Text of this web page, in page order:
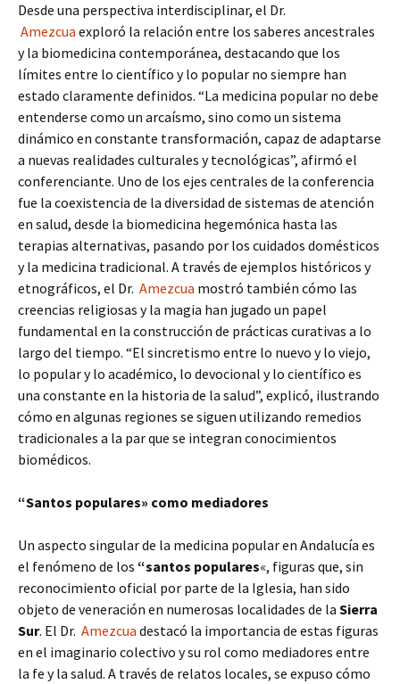
Desde una perspectiva interdisciplinar, el Dr.
Amezcua exploró la relación entre los saberes ancestrales
y la biomedicina contemporánea, destacando que los
límites entre lo científico y lo popular no siempre han
estado claramente definidos. “La medicina popular no debe
entenderse como un arcaísmo, sino como un sistema
dinámico en constante transformación, capaz de adaptarse
a nuevas realidades culturales y tecnológicas”, afirmó el
conferenciante. Uno de los ejes centrales de la conferencia
fue la coexistencia de la diversidad de sistemas de atención
en salud, desde la biomedicina hegemónica hasta las
terapias alternativas, pasando por los cuidados domésticos
y la medicina tradicional. A través de ejemplos históricos y
etnográficos, el Dr. Amezcua mostró también cómo las
creencias religiosas y la magia han jugado un papel
fundamental en la construcción de prácticas curativas a lo
largo del tiempo. “El sincretismo entre lo nuevo y lo viejo,
lo popular y lo académico, lo devocional y lo científico es
una constante en la historia de la salud”, explicó, ilustrando
cómo en algunas regiones se siguen utilizando remedios
tradicionales a la par que se integran conocimientos
biomédicos.
“Santos populares» como mediadores
Un aspecto singular de la medicina popular en Andalucía es
el fenómeno de los “santos populares«, figuras que, sin
reconocimiento oficial por parte de la Iglesia, han sido
objeto de veneración en numerosas localidades de la Sierra
Sur. El Dr. Amezcua destacó la importancia de estas figuras
en el imaginario colectivo y su rol como mediadores entre
la fe y la salud. A través de relatos locales, se expuso cómo